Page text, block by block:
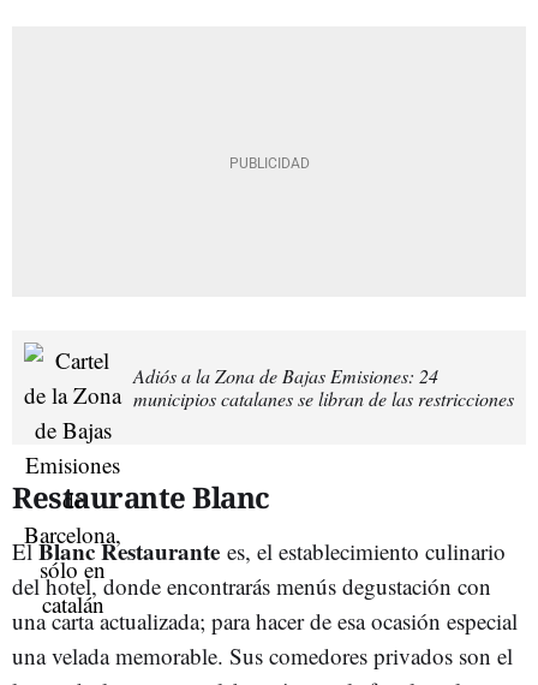
Adiós a la Zona de Bajas Emisiones: 24
municipios catalanes se libran de las restricciones
Restaurante Blanc
ElBlanc Restaurante es, el establecimiento culinario
del hotel, donde encontrarás menús degustación con
una carta actualizada; para hacer de esa ocasión especial
una velada memorable. Sus comedores privados son el